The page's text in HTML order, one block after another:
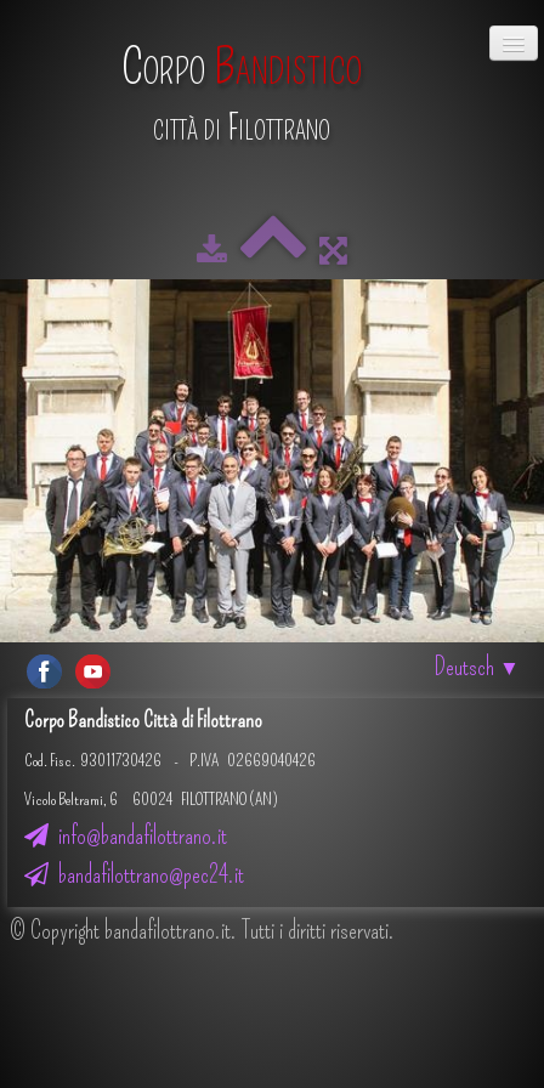
Corpo Bandistico
città di Filottrano
CHI SIAMO
DIRETTIVO
MAESTRO
SCUOLA DI MUSICA
ALBUM
CALENDARIO
CONTATTI
Deutsch ▼
Corpo Bandistico Città di Filottrano
Cod. Fisc. 93011730426 - P.IVA 02669040426
Vicolo Beltrami, 6 60024 FILOTTRANO (AN)
info@bandafilottrano.it
bandafilottrano@pec24.it
© Copyright bandafilottrano.it. Tutti i diritti riservati.